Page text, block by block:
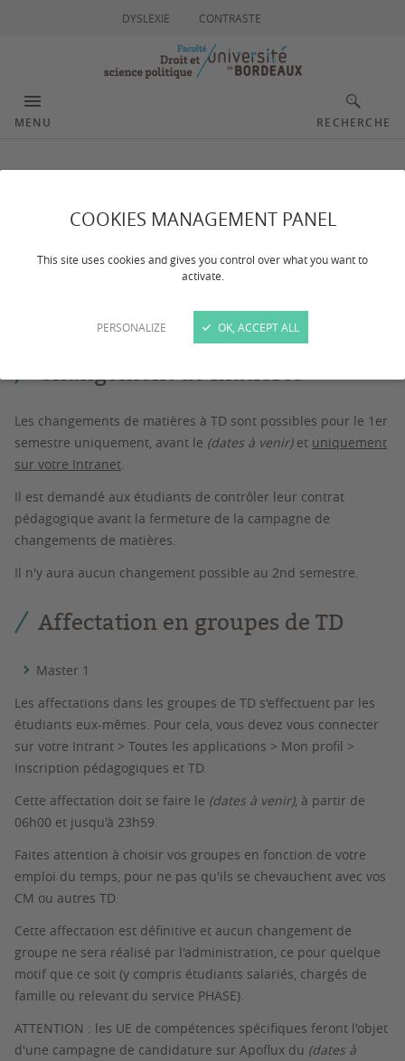
COOKIES MANAGEMENT PANEL
This site uses cookies and gives you control over what you want to
activate.
PERSONALIZE OK, ACCEPT ALL
DYSLEXIE CONTRASTE
MENU RECHERCHE
Dernière mise à jour :le 06/07/2026
Changements, aménagements, absence...
Changement de matières
Les changements de matières à TD sont possibles pour le 1er
semestre uniquement, avant le (dates à venir)et uniquement
sur votre Intranet.
Il est demandé aux étudiants de contrôler leur contrat
pédagogique avant la fermeture de la campagne de
changements de matières.
Il n'y aura aucun changement possible au 2nd semestre.
Affectation en groupes de TD
Master 1
Les affectations dans les groupes de TD s'effectuent par les
étudiants eux-mêmes. Pour cela, vous devez vous connecter
sur votre Intrant > Toutes les applications > Mon profil >
Inscription pédagogiques et TD.
Cette affectation doit se faire le (dates à venir), à partir de
06h00 et jusqu'à 23h59.
Faites attention à choisir vos groupes en fonction de votre
emploi du temps, pour ne pas qu'ils se chevauchent avec vos
CM ou autres TD.
Cette affectation est définitive et aucun changement de
groupe ne sera réalisé par l'administration, ce pour quelque
motif que ce soit (y compris étudiants salariés, chargés de
famille ou relevant du service PHASE).
ATTENTION : les UE de compétences spécifiques feront l'objet
d'une campagne de candidature sur Apoflux du (dates à